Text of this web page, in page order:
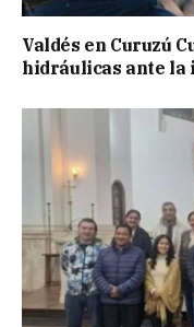
Valdés en Curuzú
hidráulicas ante la